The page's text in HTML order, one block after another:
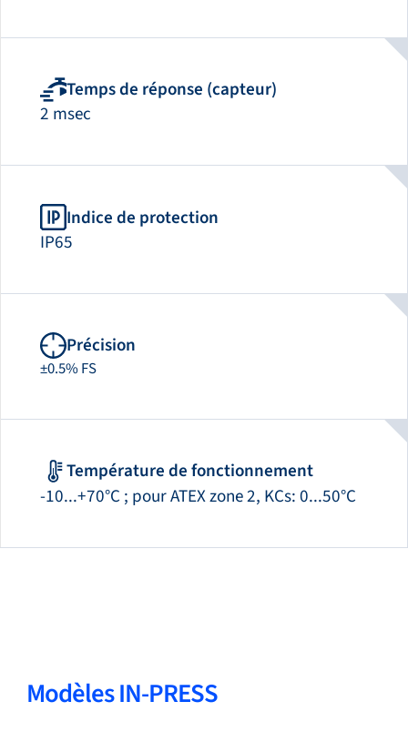
Temps de réponse (capteur)
2 msec
Indice de protection
IP65
Précision
±0.5% FS
Température de fonctionnement
-10...+70°C ; pour ATEX zone 2, KCs: 0...50°C
Modèles IN-PRESS